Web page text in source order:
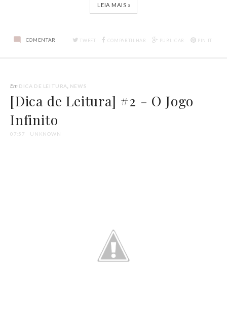
LEIA MAIS »
COMENTAR TWEET COMPARTILHAR PUBLICAR PIN IT
Em DICA DE LEITURA NEWS
[Dica de Leitura] #2 - O Jogo
Infinito
07:57 UNKNOWN